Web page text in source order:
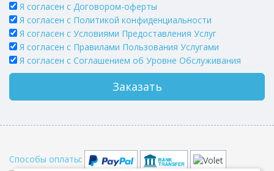
Я согласен с Договором-оферты
Я согласен с Политикой конфиденциальности
Я согласен с Условиями Предоставления Услуг
Я согласен с Правилами Пользования Услугами
Я согласен c Соглашением об Уровне Обслуживания
Заказать
Способы оплаты: